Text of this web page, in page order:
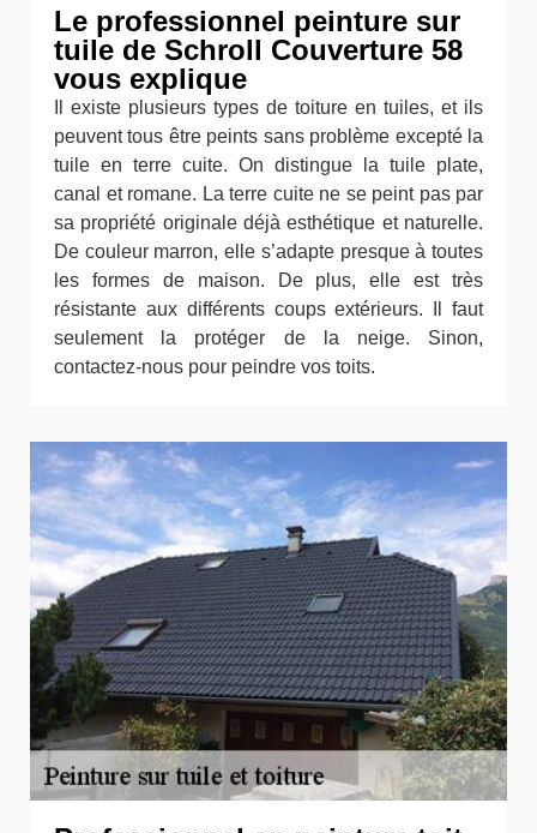
Le professionnel peinture sur
tuile de Schroll Couverture 58
vous explique
Il existe plusieurs types de toiture en tuiles, et ils
peuvent tous être peints sans problème excepté la
tuile en terre cuite. On distingue la tuile plate,
canal et romane. La terre cuite ne se peint pas par
sa propriété originale déjà esthétique et naturelle.
De couleur marron, elle s’adapte presque à toutes
les formes de maison. De plus, elle est très
résistante aux différents coups extérieurs. Il faut
seulement la protéger de la neige. Sinon,
contactez-nous pour peindre vos toits.